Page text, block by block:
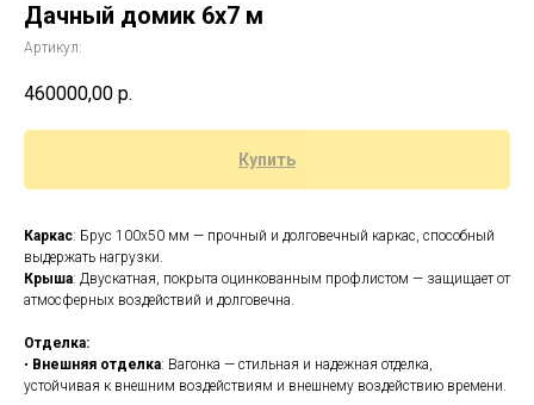
Дачный домик 6х7 м
Артикул:
460000,00 р.
Купить
Каркас: Брус 100x50 мм — прочный и долговечный каркас, способный
выдержать нагрузки.
Крыша: Двускатная, покрыта оцинкованным профлистом — защищает от
атмосферных воздействий и долговечна.
Отделка:
• Внешняя отделка: Вагонка — стильная и надежная отделка,
устойчивая к внешним воздействиям и внешнему воздействию времени.